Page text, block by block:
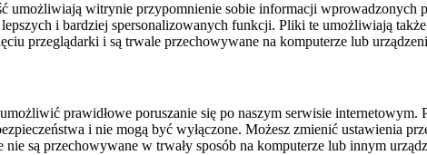
umożliwiają witrynie przypomnienie sobie informacji
i bardziej spersonalizowanych funkcji. Pliki te umożliwiają
przeglądarki i są trwale przechowywane na komputerze lub
prawidłowe poruszanie się po naszym serwisie
i nie mogą być wyłączone. Możesz zmienić ustawienia
są przechowywane w trwały sposób na komputerze lub innym